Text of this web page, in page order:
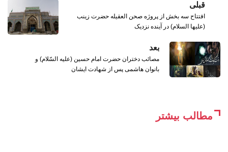
قبلی
افتتاح سه بخش از پروژه صحن العقیله حضرت زینب
(علیها السلام) در آینده نزدیک
بعد
مصائب دختران حضرت امام حسین (علیه السّلام) و
بانوان هاشمی پس از شهادت ایشان
مطالب بیشتر